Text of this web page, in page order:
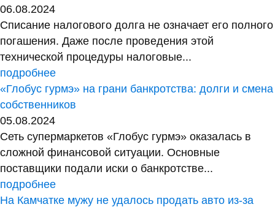
06.08.2024
Списание налогового долга не означает его полного
погашения. Даже после проведения этой
технической процедуры налоговые...
подробнее
«Глобус гурмэ» на грани банкротства: долги и смена
собственников
05.08.2024
Сеть супермаркетов «Глобус гурмэ» оказалась в
сложной финансовой ситуации. Основные
поставщики подали иски о банкротстве...
подробнее
На Камчатке мужу не удалось продать авто из-за